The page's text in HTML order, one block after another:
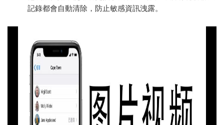
記錄都會自動清除，防止敏感資訊洩露。